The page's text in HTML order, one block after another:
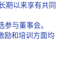
期以来享有共同
与董事会。
励和培训方面均